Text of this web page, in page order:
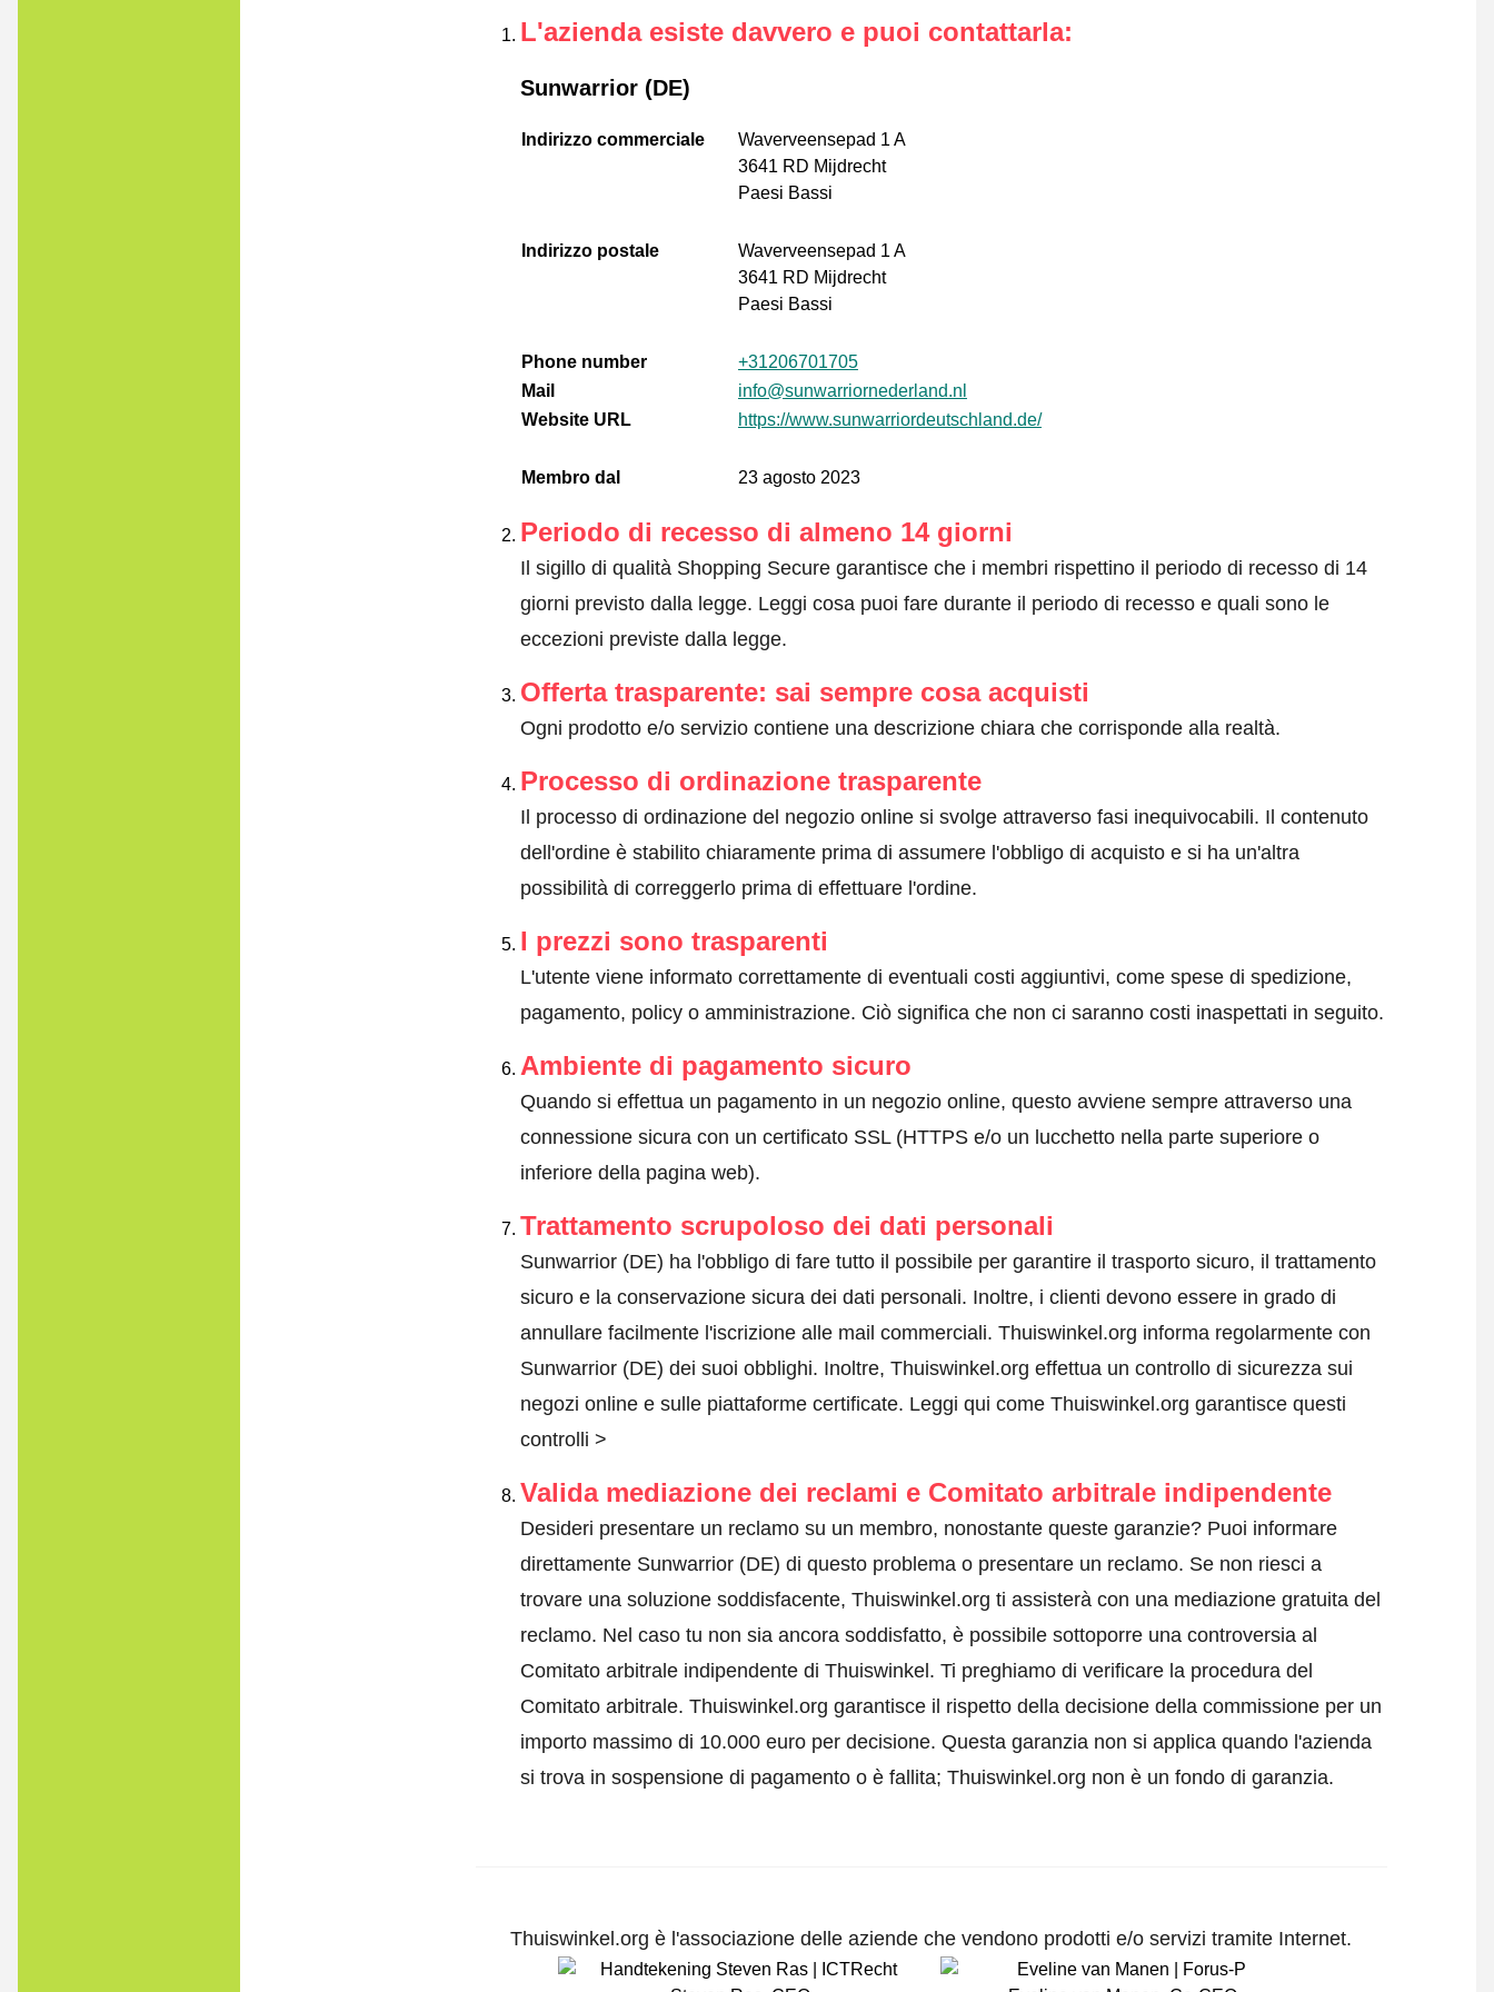
L'azienda esiste davvero e puoi contattarla:
Sunwarrior (DE)
Indirizzo commerciale
Waverveensepad 1 A
3641 RD Mijdrecht
Paesi Bassi
Indirizzo postale
Waverveensepad 1 A
3641 RD Mijdrecht
Paesi Bassi
Phone number
+31206701705
Mail
info@sunwarriornederland.nl
Website URL
https://www.sunwarriordeutschland.de/
Membro dal 23 agosto 2023
Periodo di recesso di almeno 14 giorni
Il sigillo di qualità Shopping Secure garantisce che i membri rispettino il periodo di recesso di 14
giorni previsto dalla legge. Leggi cosa puoi fare durante il periodo di recesso e quali sono le
eccezioni previste dalla legge.
Offerta trasparente: sai sempre cosa acquisti
Ogni prodotto e/o servizio contiene una descrizione chiara che corrisponde alla realtà.
Processo di ordinazione trasparente
Il processo di ordinazione del negozio online si svolge attraverso fasi inequivocabili. Il contenuto
dell'ordine è stabilito chiaramente prima di assumere l'obbligo di acquisto e si ha un'altra
possibilità di correggerlo prima di effettuare l'ordine.
I prezzi sono trasparenti
L'utente viene informato correttamente di eventuali costi aggiuntivi, come spese di spedizione,
pagamento, policy o amministrazione. Ciò significa che non ci saranno costi inaspettati in seguito.
Ambiente di pagamento sicuro
Quando si effettua un pagamento in un negozio online, questo avviene sempre attraverso una
connessione sicura con un certificato SSL (HTTPS e/o un lucchetto nella parte superiore o
inferiore della pagina web).
Trattamento scrupoloso dei dati personali
Sunwarrior (DE) ha l'obbligo di fare tutto il possibile per garantire il trasporto sicuro, il trattamento
sicuro e la conservazione sicura dei dati personali. Inoltre, i clienti devono essere in grado di
annullare facilmente l'iscrizione alle mail commerciali. Thuiswinkel.org informa regolarmente con
Sunwarrior (DE) dei suoi obblighi. Inoltre, Thuiswinkel.org effettua un controllo di sicurezza sui
negozi online e sulle piattaforme certificate. Leggi qui come Thuiswinkel.org garantisce questi
controlli >
Valida mediazione dei reclami e Comitato arbitrale indipendente
Desideri presentare un reclamo su un membro, nonostante queste garanzie? Puoi informare
direttamente Sunwarrior (DE) di questo problema o presentare un reclamo. Se non riesci a
trovare una soluzione soddisfacente, Thuiswinkel.org ti assisterà con una mediazione gratuita del
reclamo. Nel caso tu non sia ancora soddisfatto, è possibile sottoporre una controversia al
Comitato arbitrale indipendente di Thuiswinkel. Ti preghiamo di verificare la procedura del
Comitato arbitrale. Thuiswinkel.org garantisce il rispetto della decisione della commissione per un
importo massimo di 10.000 euro per decisione. Questa garanzia non si applica quando l'azienda
si trova in sospensione di pagamento o è fallita; Thuiswinkel.org non è un fondo di garanzia.
Thuiswinkel.org è l'associazione delle aziende che vendono prodotti e/o servizi tramite Internet.